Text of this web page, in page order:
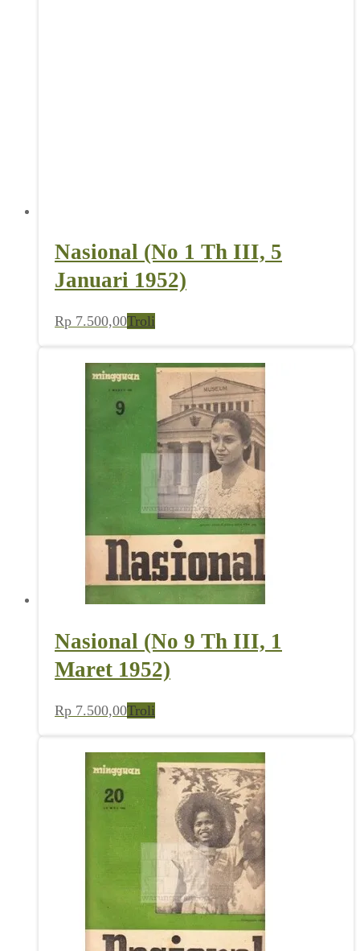
Nasional (No 1 Th III, 5
Januari 1952)
Rp 7.500,00Troli
Nasional (No 9 Th III, 1
Maret 1952)
Rp 7.500,00Troli